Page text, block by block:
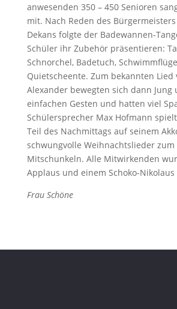
anwesenden 350 – 450 Senioren
mit. Nach Reden des
Dekans folgte der Badewannen-
Schüler ihr Zubehör präsentieren:
Schnorchel, Badetuch,
Quietscheente. Zum bekannten Lied
Alexander bewegten sich dann Jung
einfachen Gesten und hatten viel
Schülersprecher Max Hofmann
Teil des Nachmittags auf seinem
schwungvolle Weihnachtslieder
Mitschunkeln. Alle Mitwirkenden
Applaus und einem Schoko-
Frau Schöne